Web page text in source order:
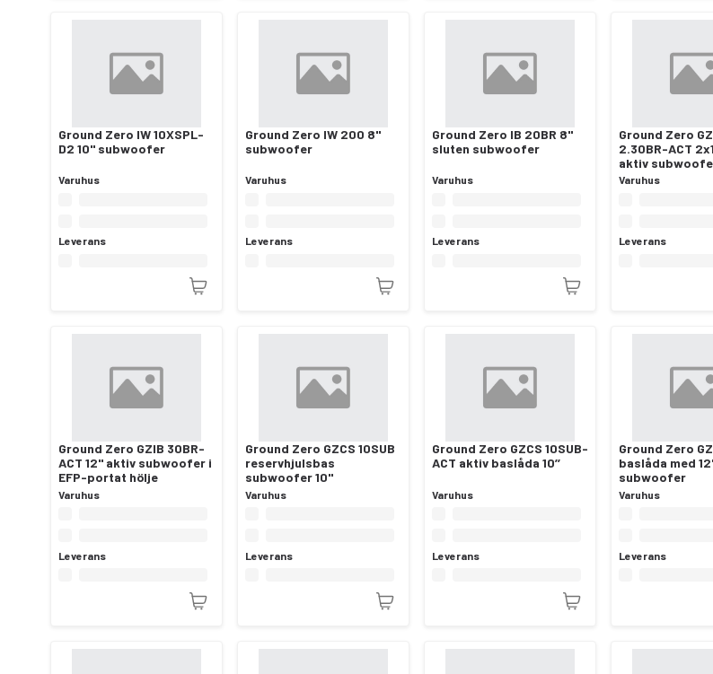
Ground Zero IW 10XSPL-
D2 10" subwoofer
Varuhus
Leverans
Ground Zero IW 200 8"
subwoofer
Varuhus
Leverans
Ground Zero IB 20BR 8"
sluten subwoofer
Varuhus
Leverans
Ground Zero
2.30BR-ACT
aktiv
Varuhus
Leverans
Ground Zero GZIB 30BR-
ACT 12" aktiv subwoofer i
EFP-portat hölje
Varuhus
Leverans
Ground Zero GZCS 10SUB
reservhjulsbas
subwoofer 10"
Varuhus
Leverans
Ground Zero GZCS 10SUB-
ACT aktiv baslåda 10’’
Varuhus
Leverans
Ground Zero
baslåda med
subwoofer
Varuhus
Leverans